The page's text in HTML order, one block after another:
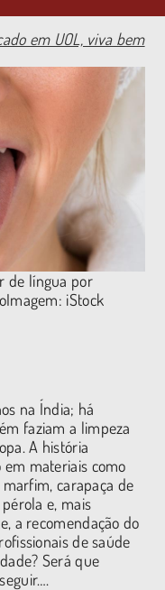
em UOL, viva bem
de língua por
iStock
na Índia; há
faziam a limpeza
A história
materiais como
carapaça de
e, mais
a recomendação do
de saúde
Será que